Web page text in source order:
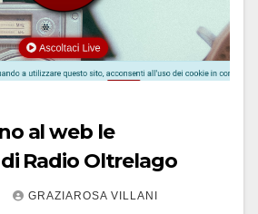
al web le
Radio Oltrelago
GRAZIAROSA VILLANI